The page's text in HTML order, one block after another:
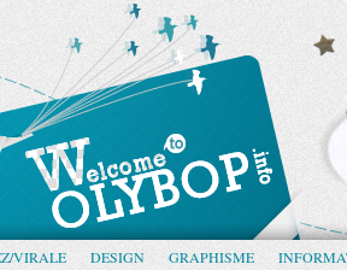
VIRALE DESIGN GRAPHISME